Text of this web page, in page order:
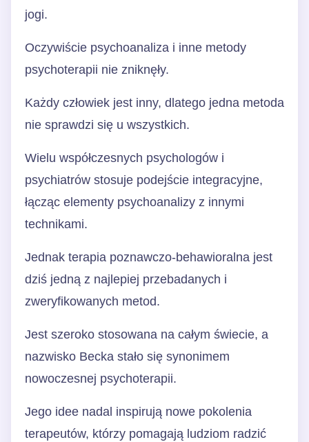
jogi.
Oczywiście psychoanaliza i inne metody
psychoterapii nie zniknęły.
Każdy człowiek jest inny, dlatego jedna metoda
nie sprawdzi się u wszystkich.
Wielu współczesnych psychologów i
psychiatrów stosuje podejście integracyjne,
łącząc elementy psychoanalizy z innymi
technikami.
Jednak terapia poznawczo-behawioralna jest
dziś jedną z najlepiej przebadanych i
zweryfikowanych metod.
Jest szeroko stosowana na całym świecie, a
nazwisko Becka stało się synonimem
nowoczesnej psychoterapii.
Jego idee nadal inspirują nowe pokolenia
terapeutów, którzy pomagają ludziom radzić